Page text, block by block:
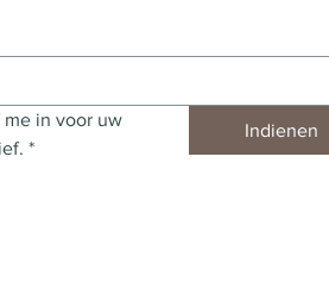
me in voor uw
*
Indienen